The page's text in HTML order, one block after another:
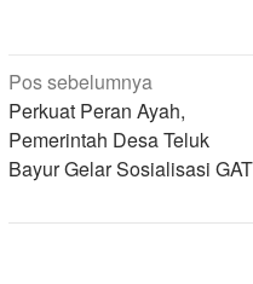
Navigasi
pos
Pos sebelumnya
Perkuat Peran Ayah,
Pemerintah Desa Teluk
Bayur Gelar Sosialisasi